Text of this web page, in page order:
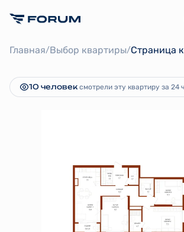
Главная/Выбор квартиры/Страница
29
Ипотекаот 53 901 руб.
10 человек смотрели эту квартиру за 24